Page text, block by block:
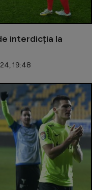
interdicția la
19:48